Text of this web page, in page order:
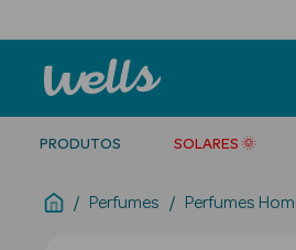
PRODUTOS SOLARES 🌞
Perfumes Perfumes